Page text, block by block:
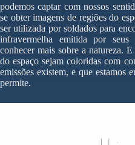
podemos captar com nossos
se obter imagens de regiões do
ser utilizada por soldados para
infravermelha emitida por
conhecer mais sobre a natureza.
do espaço sejam coloridas com
emissões existem, e que estamos
permite.